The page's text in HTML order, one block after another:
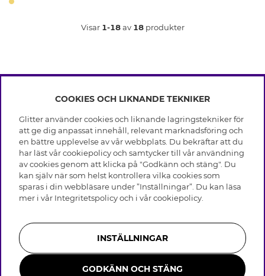
Visar 1-18av 18produkter
INFO
Leverans
Villkor
Integritetspolicy
Cookies
Medlemsvillkor
Jobba hos Glitter
Återkallelse
OM GLITTER
Black Friday
Våra butiker
Varumärken
Företagshistoria
Visselblåsning
Press & Samarbeten
HJÄLP
Vanliga frågor
Kundservice
Skötselråd skinnhandskar
Storleksguide för ringar
Smycken i rostfritt stål
Bli medlem
COOKIES OCH LIKNANDE TEKNIKER
Glitter använder cookies och liknande lagringstekniker för
att ge dig anpassat innehåll, relevant marknadsföring och
en bättre upplevelse av vår webbplats. Du bekräftar att du
har läst vår cookiepolicy och samtycker till vår användning
av cookies genom att klicka på "Godkänn och stäng". Du
kan själv när som helst kontrollera vilka cookies som
sparas i din webbläsare under ”Inställningar”. Du kan läsa
mer i vår Integritetspolicyoch i vårcookiepolicy
INSTÄLLNINGAR
GODKÄNN OCH STÄNG